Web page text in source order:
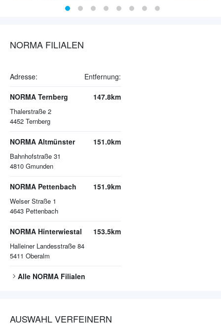
NORMA FILIALEN
Adresse: Entfernung:
NORMA Ternberg
Thalerstraße 2
4452 Ternberg
147.8km
NORMA Altmünster
Bahnhofstraße 31
4810 Gmunden
151.0km
NORMA Pettenbach
Welser Straße 1
4643 Pettenbach
151.9km
NORMA Hinterwiestal
Halleiner Landesstraße 84
5411 Oberalm
153.5km
Alle NORMA Filialen
AUSWAHL VERFEINERN